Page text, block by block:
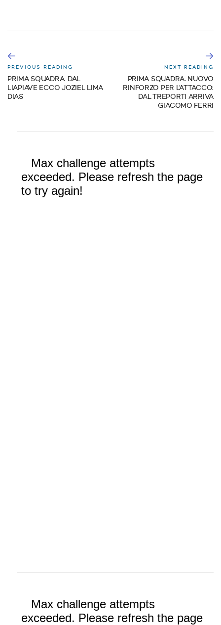
PREVIOUS READING
PRIMA SQUADRA. DAL
LIAPIAVE ECCO JOZIEL LIMA
DIAS
NEXT READING
PRIMA SQUADRA. NUOVO
RINFORZO PER L’ATTACCO:
DAL TREPORTI ARRIVA
GIACOMO FERRI